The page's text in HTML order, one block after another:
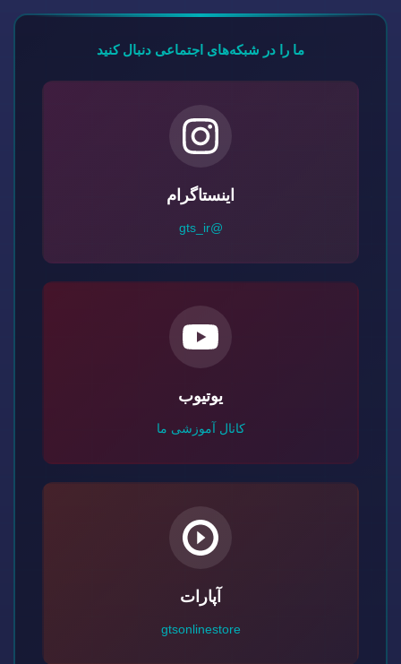
ما را در شبکه‌های اجتماعی دنبال کنید
اینستاگرام
@gts_ir
یوتیوب
کانال آموزشی ما
آپارات
gtsonlinestore